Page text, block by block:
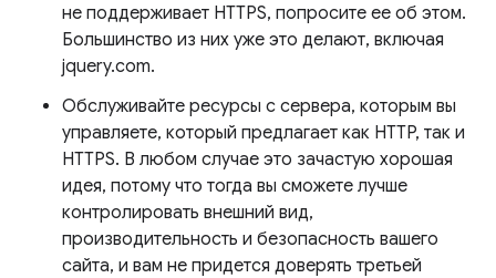
не поддерживает HTTPS, попросите ее об этом.
Большинство из них уже это делают, включая
jquery.com.
Обслуживайте ресурсы с сервера, которым вы
управляете, который предлагает как HTTP, так и
HTTPS. В любом случае это зачастую хорошая
идея, потому что тогда вы сможете лучше
контролировать внешний вид,
производительность и безопасность вашего
сайта, и вам не придется доверять третьей